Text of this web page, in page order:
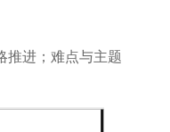
推进；难点与主题